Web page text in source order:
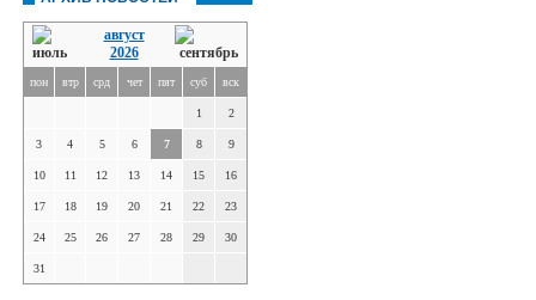
август
2026
пон втр срд чет пят суб вск
1 2
3 4 5 6 7 8 9
10 11 12 13 14 15 16
17 18 19 20 21 22 23
24 25 26 27 28 29 30
31